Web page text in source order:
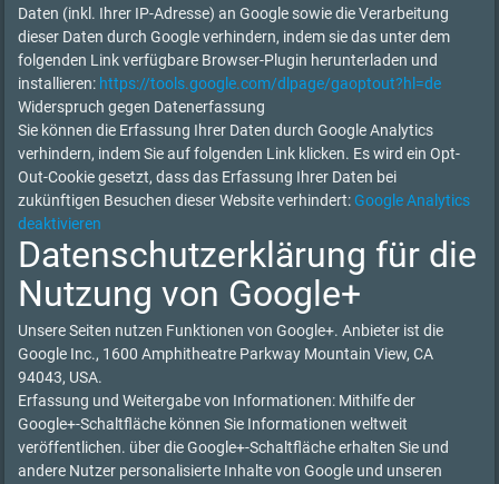
Daten (inkl. Ihrer IP-Adresse) an Google sowie die Verarbeitung
dieser Daten durch Google verhindern, indem sie das unter dem
folgenden Link verfügbare Browser-Plugin herunterladen und
installieren: https://tools.google.com/dlpage/gaoptout?hl=de
Widerspruch gegen Datenerfassung
Sie können die Erfassung Ihrer Daten durch Google Analytics
verhindern, indem Sie auf folgenden Link klicken. Es wird ein Opt-
Out-Cookie gesetzt, dass das Erfassung Ihrer Daten bei
zukünftigen Besuchen dieser Website verhindert: Google Analytics
deaktivieren
Datenschutzerklärung für die
Nutzung von Google+
Unsere Seiten nutzen Funktionen von Google+. Anbieter ist die
Google Inc., 1600 Amphitheatre Parkway Mountain View, CA
94043, USA.
Erfassung und Weitergabe von Informationen: Mithilfe der
Google+-Schaltfläche können Sie Informationen weltweit
veröffentlichen. über die Google+-Schaltfläche erhalten Sie und
andere Nutzer personalisierte Inhalte von Google und unseren